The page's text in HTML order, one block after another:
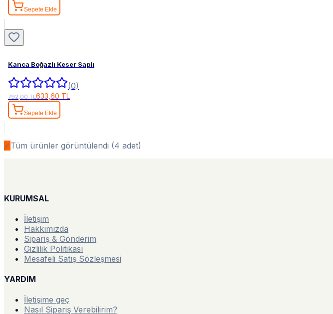
Sepete Ekle
Kanca Boğazlı Keser Saplı
(0)
792,00 TL633,60 TL
Sepete Ekle
✓Tüm ürünler görüntülendi (4 adet)
KURUMSAL
İletişim
Hakkımızda
Sipariş & Gönderim
Gizlilik Politikası
Mesafeli Satış Sözleşmesi
YARDIM
İletişime geç
Nasıl Sipariş Verebilirim?